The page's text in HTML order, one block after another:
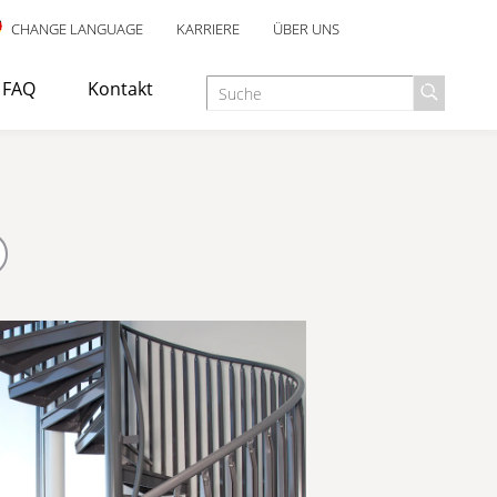
CHANGE LANGUAGE KARRIERE ÜBER UNS
ANGEBOT DIREKT ANFRAGEN
FAQ Kontakt